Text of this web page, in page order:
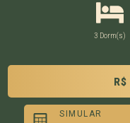
3 Dorm(s)
SIMULAR